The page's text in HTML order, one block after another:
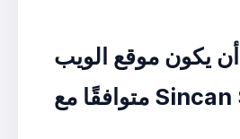
يكون موقع الويب